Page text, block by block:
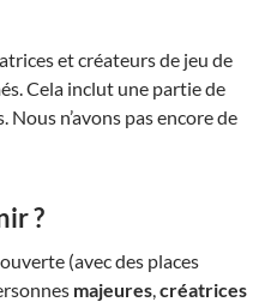
et créateurs de jeu de
Cela inclut une partie de
Nous n’avons pas encore de
?
(avec des places
majeures,créatrices